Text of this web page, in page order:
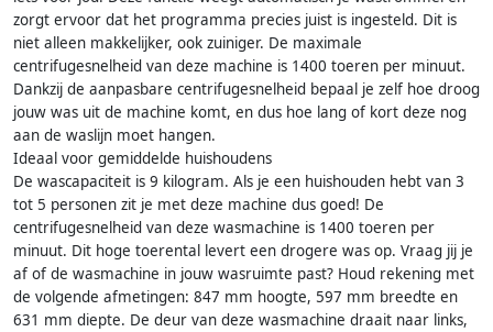
zorgt ervoor dat het programma precies juist is ingesteld. Dit is
niet alleen makkelijker, ook zuiniger. De maximale
centrifugesnelheid van deze machine is 1400 toeren per minuut.
Dankzij de aanpasbare centrifugesnelheid bepaal je zelf hoe droog
jouw was uit de machine komt, en dus hoe lang of kort deze nog
aan de waslijn moet hangen.
Ideaal voor gemiddelde huishoudens
De wascapaciteit is 9 kilogram. Als je een huishouden hebt van 3
tot 5 personen zit je met deze machine dus goed! De
centrifugesnelheid van deze wasmachine is 1400 toeren per
minuut. Dit hoge toerental levert een drogere was op. Vraag jij je
af of de wasmachine in jouw wasruimte past? Houd rekening met
de volgende afmetingen: 847 mm hoogte, 597 mm breedte en
631 mm diepte. De deur van deze wasmachine draait naar links,